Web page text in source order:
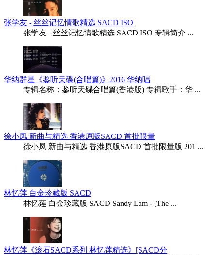
张学友 - 丝丝记忆情歌精选 SACD ISO
张学友 - 丝丝记忆情歌精选 SACD ISO 专辑简介 ...
华纳群星《鉴听天碟(合唱篇)》2016 华纳唱
专辑名称：鉴听天碟合唱篇(香港版) 专辑歌手：华 ...
徐小凤 新曲与精选 香港原版SACD 首批限量
徐小凤 新曲与精选 香港原版SACD 首批限量版 201 ...
林忆莲 白金珍藏版 SACD
林忆莲 白金珍藏版 SACD Sandy Lam - [The ...
林忆莲《滚石SACD系列 林忆莲精选》[SACD分